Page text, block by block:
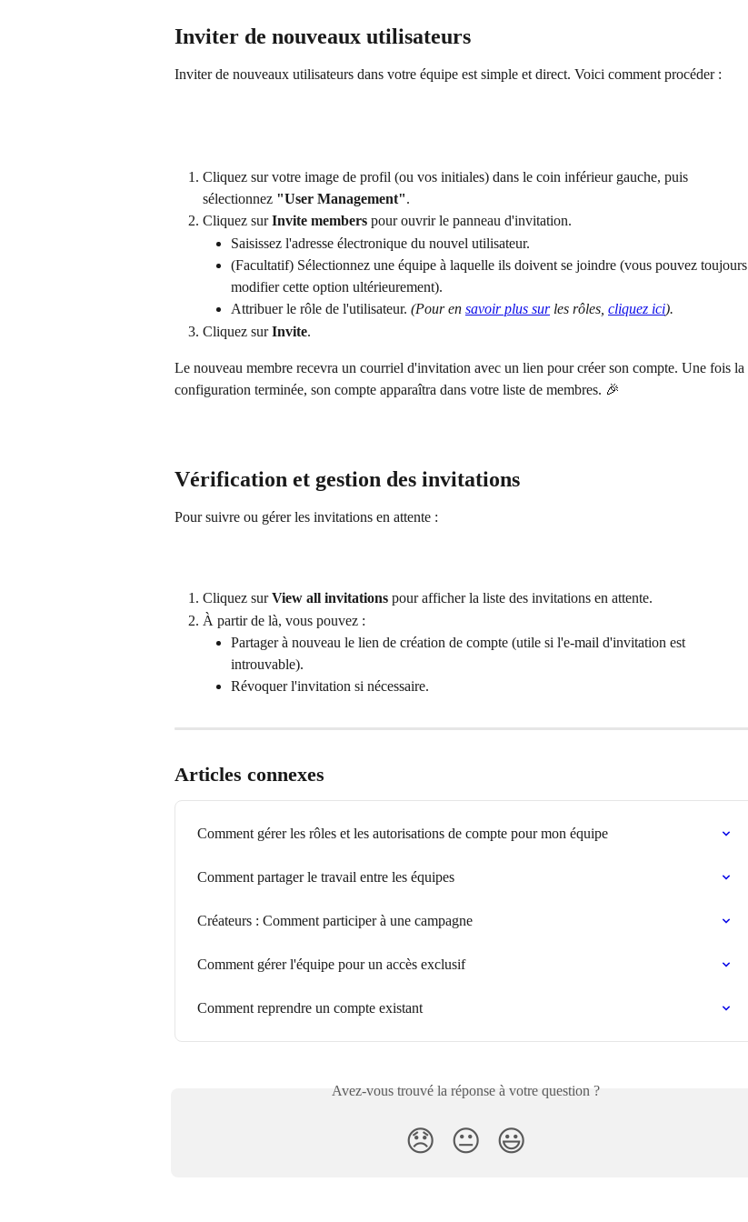
Inviter de nouveaux utilisateurs
Inviter de nouveaux utilisateurs dans votre équipe est simple et direct. Voici comment procéder :
Cliquez sur votre image de profil (ou vos initiales) dans le coin inférieur gauche, puis
sélectionnez "User Management".
Cliquez sur Invite members pour ouvrir le panneau d'invitation.
Saisissez l'adresse électronique du nouvel utilisateur.
(Facultatif) Sélectionnez une équipe à laquelle ils doivent se joindre (vous pouvez toujours
modifier cette option ultérieurement).
Attribuer le rôle de l'utilisateur. (Pour en savoir plus sur les rôles, cliquez ici).
Cliquez sur Invite.
Le nouveau membre recevra un courriel d'invitation avec un lien pour créer son compte. Une fois la
configuration terminée, son compte apparaîtra dans votre liste de membres. 🎉
Vérification et gestion des invitations
Pour suivre ou gérer les invitations en attente :
Cliquez sur View all invitations pour afficher la liste des invitations en attente.
À partir de là, vous pouvez :
Partager à nouveau le lien de création de compte (utile si l'e-mail d'invitation est
introuvable).
Révoquer l'invitation si nécessaire.
Articles connexes
Comment gérer les rôles et les autorisations de compte pour mon équipe
Comment partager le travail entre les équipes
Créateurs : Comment participer à une campagne
Comment gérer l'équipe pour un accès exclusif
Comment reprendre un compte existant
Avez-vous trouvé la réponse à votre question ?
😞 😐 😃